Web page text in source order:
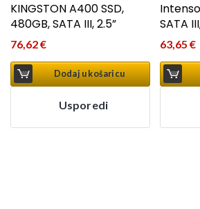
KINGSTON A400 SSD,
480GB, SATA III, 2.5”
76,62€
Dodaj u košaricu
Usporedi
SATA
63,65€